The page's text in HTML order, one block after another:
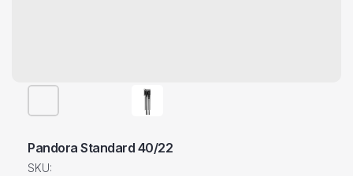
Pandora Standard 40/22
SKU: